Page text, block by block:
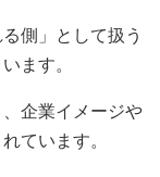
側」として扱う
ます。
企業イメージや
ています。